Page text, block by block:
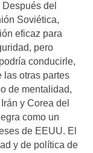
del
Soviética,
eficaz para
pero
conducirle,
las otras partes
de mentalidad,
y Corea del
como un
de EEUU. El
y de política de